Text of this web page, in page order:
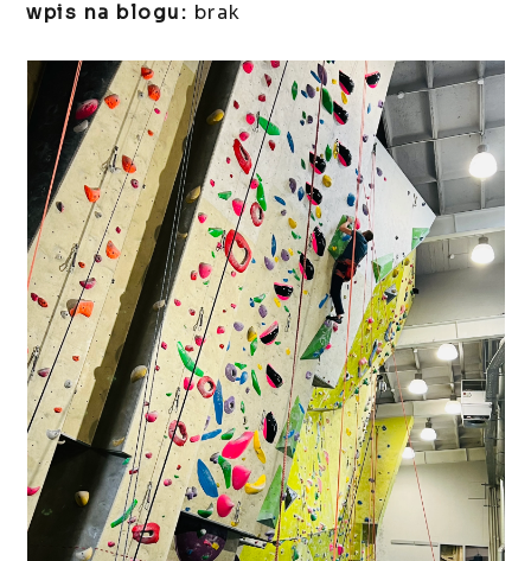
wpis na blogu: brak